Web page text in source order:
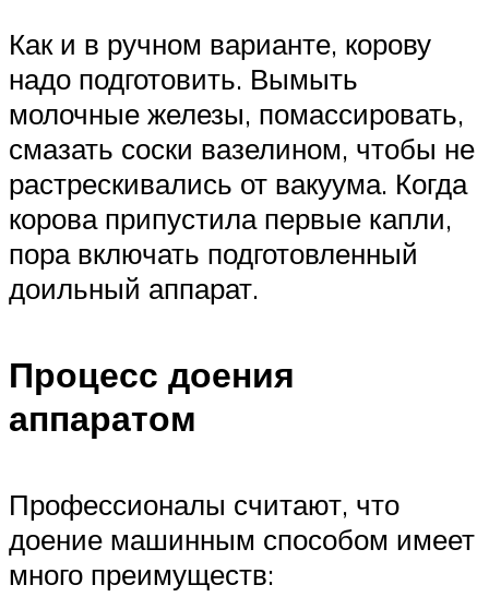
Как и в ручном варианте, корову
надо подготовить. Вымыть
молочные железы, помассировать,
смазать соски вазелином, чтобы не
растрескивались от вакуума. Когда
корова припустила первые капли,
пора включать подготовленный
доильный аппарат.
Процесс доения
аппаратом
Профессионалы считают, что
доение машинным способом имеет
много преимуществ: